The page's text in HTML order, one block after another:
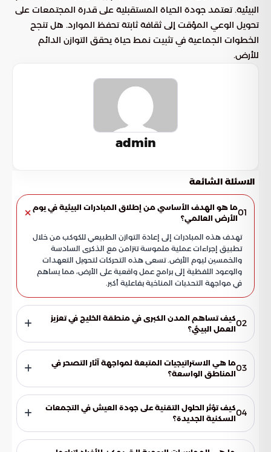
البيئية. تعتمد جودة الحياة المستقبلية على قدرة المجتمعات على
تحويل الوعي المؤقت إلى ثقافة ثابتة تحفظ الموارد. هل تنجح
الخطوات الجماعية في تثبيت نمط حياة يحقق التوازن الدائم
للأرض.
admin
الاسئلة الشائعة
01ما هو الهدف الأساسي من إطلاق المبادرات البيئية في يوم
الأرض العالمي؟
تهدف هذه المبادرات إلى إعادة التوازن الطبيعي للكوكب من خلال
تطبيق إجراءات عملية ملموسة تتزامن مع الذكرى السادسة
والخمسين ليوم الأرض. تسعى هذه التحركات لتحويل التعهدات
والوعود اللفظية إلى برامج عمل واقعية على الأرض، مما يساهم
في مواجهة التحديات المناخية بفاعلية أكبر.
02كيف تساهم المدن الكبرى في منطقة الخليج في تعزيز
العمل البيئي؟
المناخية، حيث تشير البيانات إلى تحقيق نتائج جيدة في مجالات
حيوية. تبرز هذه الجهود بشكل خاص في تطوير منظومات فرز
النفايات من المصدر، وتصميم مباني حديثة ومبتكرة تهدف إلى
توفير الموارد الطبيعية وتقليل الهدر.
03ما هي الاستراتيجيات المتبعة لمواجهة آثار التصحر في
المناطق الواسعة؟
مساحات شاسعة بهدف إصلاح الأنظمة الحيوية المتضررة. تساهم
هذه الأنشطة في تسريع وتيرة الإنجاز الميداني، وتتماشى تماماً مع
المعايير الدولية الرامية إلى تقليل نسب التلوث وتحسين جودة
الهواء في المناطق المتأثرة بالجفاف.
04كيف تؤثر الحلول التقنية على جودة العيش في التجمعات
السكنية الجديدة؟
بيئات أكثر استدامة عبر إنهاء الاعتماد على الدراسات النظرية فقط